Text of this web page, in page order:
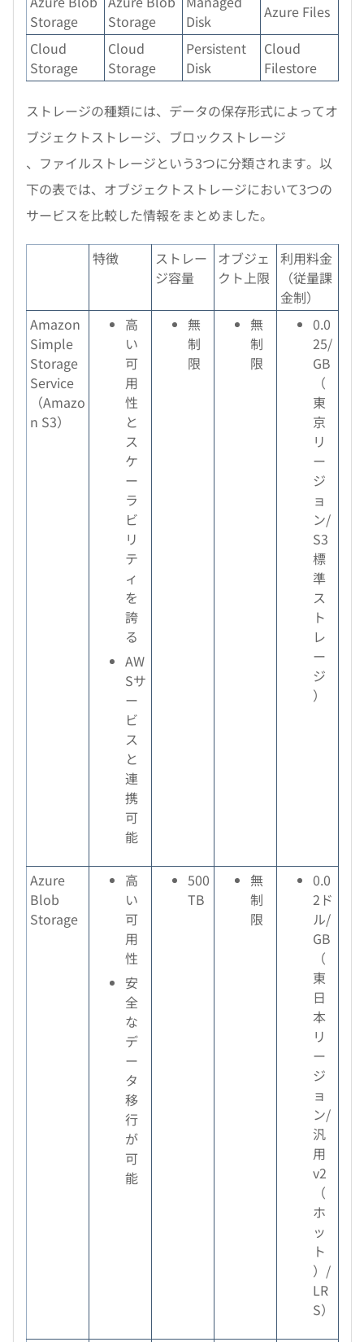
Storage
Storage
Disk
Azure Files
Cloud
Storage
Cloud
Storage
Persistent
Disk
Cloud
Filestore
ストレージの種類には、データの保存形式によってオ
ブジェクトストレージ、ブロックストレージ
、ファイルストレージという3つに分類されます。以
下の表では、オブジェクトストレージにおいて3つの
サービスを比較した情報をまとめました。
特徴
ストレー
ジ容量
オブジェ
クト上限
利用料金
（従量課
金制）
Amazon
Simple
Storage
Service
（Amazo
n S3）
高
い
可
用
性
と
ス
ケ
ー
ラ
ビ
リ
テ
ィ
を
誇
る
AW
Sサ
ー
ビ
ス
と
連
携
可
能
無
制
限
無
制
限
0.0
25/
GB
（
東
京
リ
ー
ジ
ョ
ン/
S3
標
準
ス
ト
レ
ー
ジ
）
Azure
Blob
Storage
高
い
可
用
性
安
全
な
デ
ー
タ
移
行
が
可
能
500
TB
無
制
限
0.0
2ド
ル/
GB
（
東
日
本
リ
ー
ジ
ョ
ン/
汎
用
v2
（
ホ
ッ
ト
）/
LR
S）